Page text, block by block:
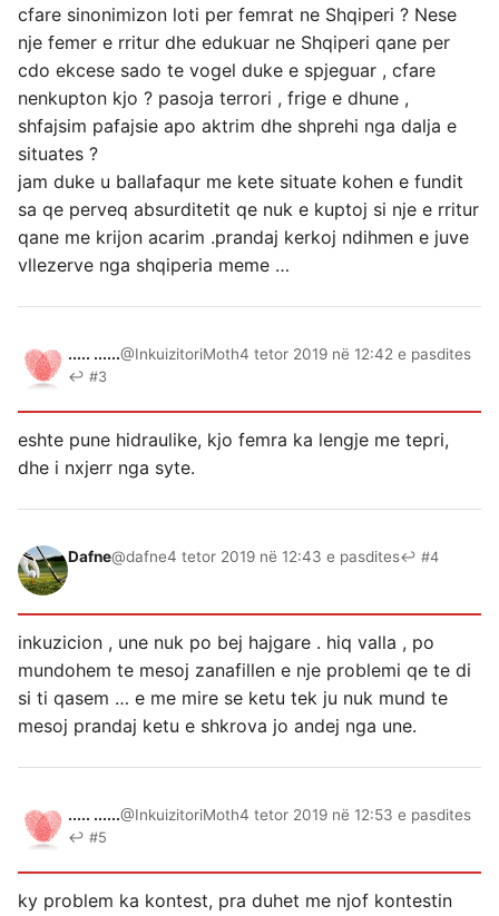
cfare sinonimizon loti per femrat ne Shqiperi ? Nese
nje femer e rritur dhe edukuar ne Shqiperi qane per
cdo ekcese sado te vogel duke e spjeguar , cfare
nenkupton kjo ? pasoja terrori , frige e dhune ,
shfajsim pafajsie apo aktrim dhe shprehi nga dalja e
situates ?
jam duke u ballafaqur me kete situate kohen e fundit
sa qe perveq absurditetit qe nuk e kuptoj si nje e rritur
qane me krijon acarim .prandaj kerkoj ndihmen e juve
vllezerve nga shqiperia meme …
..... ......@InkuizitoriMoth4 tetor 2019 në 12:42 e pasdites
↩ #3
eshte pune hidraulike, kjo femra ka lengje me tepri,
dhe i nxjerr nga syte.
Dafne@dafne4 tetor 2019 në 12:43 e pasdites↩ #4
inkuzicion , une nuk po bej hajgare . hiq valla , po
mundohem te mesoj zanafillen e nje problemi qe te di
si ti qasem … e me mire se ketu tek ju nuk mund te
mesoj prandaj ketu e shkrova jo andej nga une.
..... ......@InkuizitoriMoth4 tetor 2019 në 12:53 e pasdites
↩ #5
ky problem ka kontest, pra duhet me njof kontestin